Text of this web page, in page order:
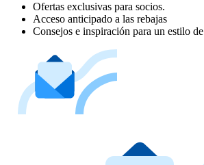
Ofertas exclusivas para socios.
Acceso anticipado a las rebajas
Consejos e inspiración para un estilo